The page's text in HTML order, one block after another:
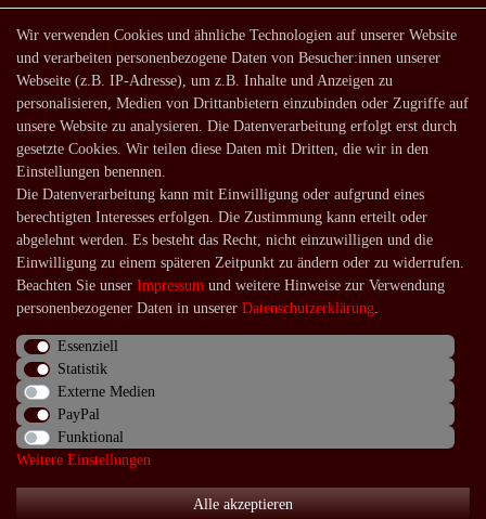
Shop
Lagerverkauf
Zahlungsarten
Versandarten und -kosten
Service
Kontakt
Häufige Fragen
Über uns
Impressum
Widerrufs­recht
Wir verwenden Cookies und ähnliche Technologien auf unserer Website
und verarbeiten personenbezogene Daten von Besucher:innen unserer
Webseite (z.B. IP-Adresse), um z.B. Inhalte und Anzeigen zu
personalisieren, Medien von Drittanbietern einzubinden oder Zugriffe auf
unsere Website zu analysieren. Die Datenverarbeitung erfolgt erst durch
gesetzte Cookies. Wir teilen diese Daten mit Dritten, die wir in den
Einstellungen benennen.
Die Datenverarbeitung kann mit Einwilligung oder aufgrund eines
berechtigten Interesses erfolgen. Die Zustimmung kann erteilt oder
abgelehnt werden. Es besteht das Recht, nicht einzuwilligen und die
Einwilligung zu einem späteren Zeitpunkt zu ändern oder zu widerrufen.
Beachten Sie unser Impressum und weitere Hinweise zur Verwendung
personenbezogener Daten in unserer Daten­schutz­erklärung.
Essenziell
Statistik
Externe Medien
PayPal
Funktional
Weitere Einstellungen
Alle akzeptieren